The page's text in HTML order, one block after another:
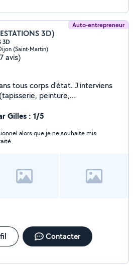
Auto-entrepreneur
3D)
3D
(Saint-Martin)
avis)
tous corps d'état. J'interviens
peinture,
Intervention rapide et
est la satisfaction du client.
Gilles : 1/5
alors que je ne souhaite mis
Contacter